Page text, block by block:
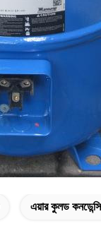
এয়ার কুলড